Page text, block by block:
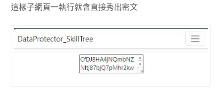
這樣子網頁一執行就會直接秀出密文